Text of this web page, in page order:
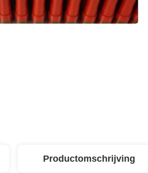
Productomschrijving